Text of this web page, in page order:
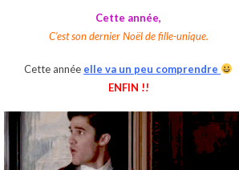
Cette année,
C’est son dernier Noël de fille-unique.
Cette année elle va un peu comprendre
ENFIN !!